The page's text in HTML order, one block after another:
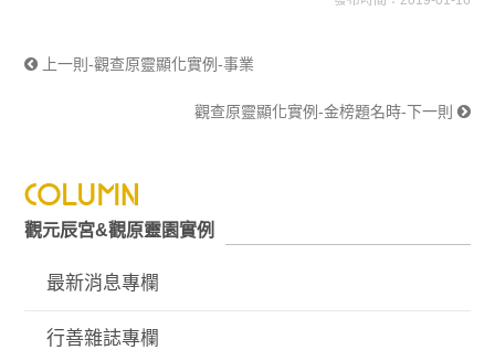
上一則-觀查原靈顯化實例-事業
觀查原靈顯化實例-金榜題名時-下一則
觀元辰宮&觀原靈園實例
最新消息專欄
行善雜誌專欄